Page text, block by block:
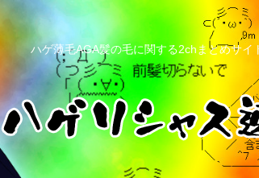
ハゲ薄毛AGA髪の毛に関する2chまとめサイ